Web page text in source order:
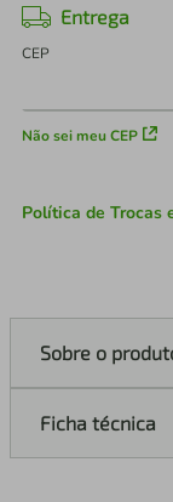
Entrega
CEP
Não sei meu CEP
Política de Trocas
Sobre o
Ficha técnica